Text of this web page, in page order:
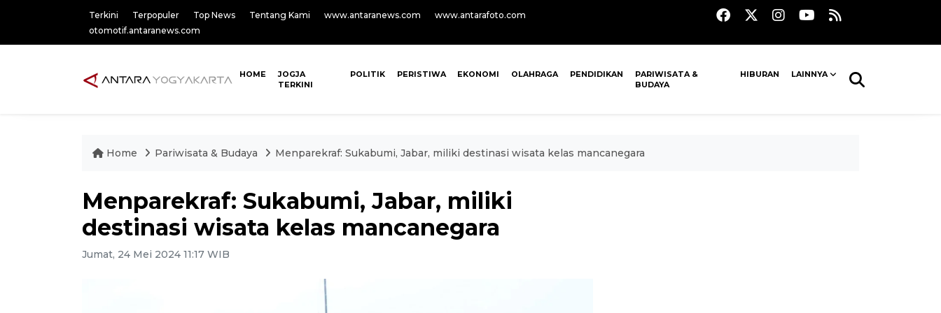
Terkini Terpopuler Top News Tentang Kami www.antaranews.com
www.antarafoto.com
otomotif.antaranews.com
HOME
JOGJA
TERKINI
POLITIK PERISTIWA EKONOMI OLAHRAGA PENDIDIKAN
PARIWISATA &
BUDAYA
HIBURAN LAINNYA
Home Pariwisata & Budaya Menparekraf: Sukabumi, Jabar, miliki destinasi wisata kelas mancanegara
Menparekraf: Sukabumi, Jabar, miliki
destinasi wisata kelas mancanegara
Jumat, 24 Mei 2024 11:17 WIB